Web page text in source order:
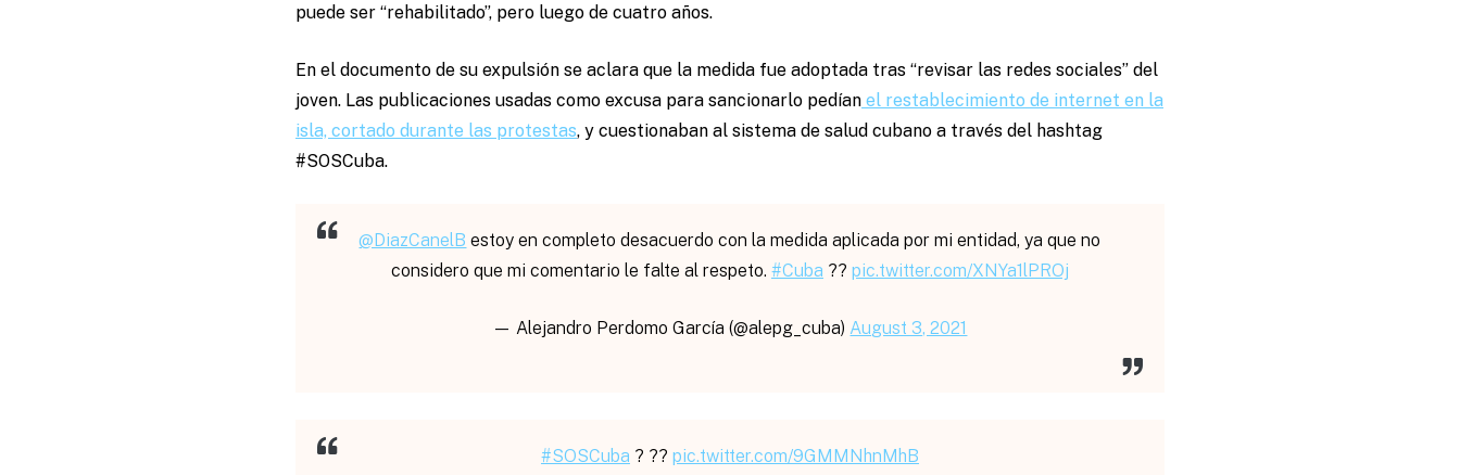
puede ser “rehabilitado”, pero luego de cuatro años.
En el documento de su expulsión se aclara que la medida fue adoptada tras “revisar las redes sociales” del
joven. Las publicaciones usadas como excusa para sancionarlo pedían el restablecimiento de internet en la
isla, cortado durante las protestas, y cuestionaban al sistema de salud cubano a través del hashtag
#SOSCuba.
@DiazCanelB estoy en completo desacuerdo con la medida aplicada por mi entidad, ya que no
considero que mi comentario le falte al respeto. #Cuba ?? pic.twitter.com/XNYa1lPROj
— Alejandro Perdomo García (@alepg_cuba) August 3, 2021
#SOSCuba ? ?? pic.twitter.com/9GMMNhnMhB